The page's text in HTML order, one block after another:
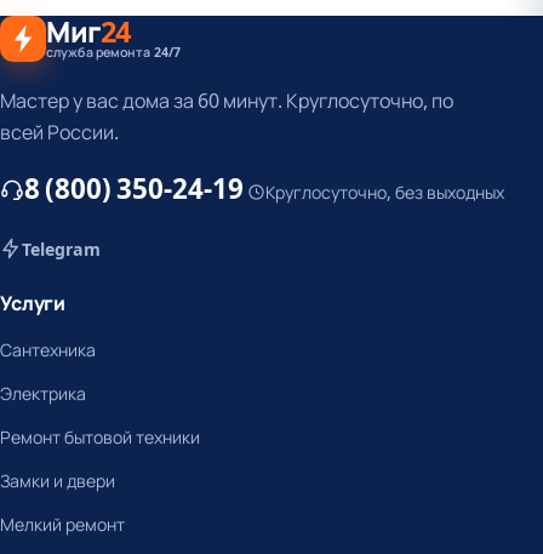
Миг24
служба ремонта 24/7
Мастер у вас дома за 60 минут. Круглосуточно, по
всей России.
8 (800) 350-24-19 Круглосуточно, без выходных
Telegram
Услуги
Сантехника
Электрика
Ремонт бытовой техники
Замки и двери
Мелкий ремонт